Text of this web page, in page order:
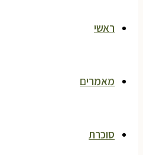
ראשי
מאמרים
סוכרת